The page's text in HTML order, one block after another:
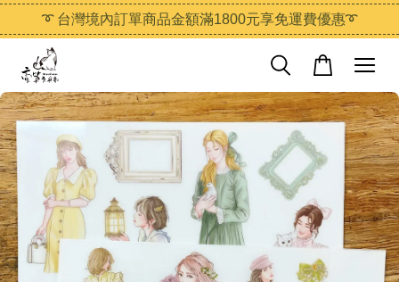
➰ 台灣境內訂單商品金額滿1800元享免運費優惠➰